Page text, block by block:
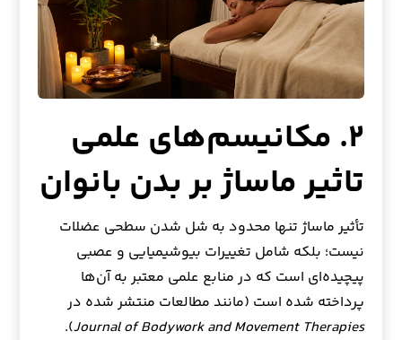
۲. مکانیسم‌های علمی
تاثیر ماساژ بر بدن بانوان
تأثیر ماساژ تنها محدود به شل شدن سطحی عضلات
نیست؛ بلکه شامل تغییرات بیوشیمیایی و عصبی
پیچیده‌ای است که در منابع علمی معتبر به آن‌ها
پرداخته شده است (مانند مطالعات منتشر شده در
Journal of Bodywork and Movement Therapies
).